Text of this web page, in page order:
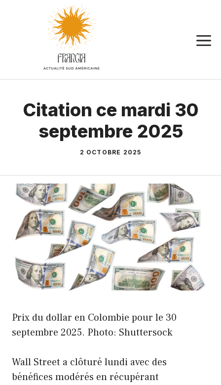
Citation ce mardi 30
septembre 2025
2 OCTOBRE 2025
Prix ​​du dollar en Colombie pour le 30
septembre 2025. Photo: Shuttersock
Wall Street a clôturé lundi avec des
bénéfices modérés en récupérant